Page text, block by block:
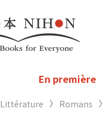
En première
Littérature Romans